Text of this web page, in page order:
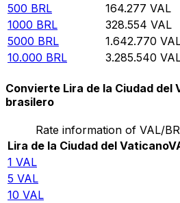
500 BRL 164.277 VAL
1000 BRL 328.554 VAL
5000 BRL 1.642.770
10.000 BRL 3.285.540
Convierte Lira de la Ciudad del
brasilero
Rate information of VAL/
Lira de la Ciudad del Vaticano
1 VAL
5 VAL
10 VAL